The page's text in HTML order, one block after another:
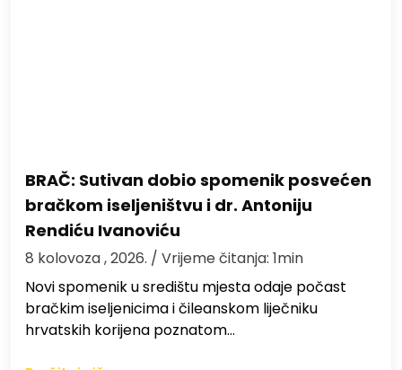
BRAČ: Sutivan dobio spomenik posvećen
bračkom iseljeništvu i dr. Antoniju
Rendiću Ivanoviću
8 kolovoza , 2026. / Vrijeme čitanja: 1min
Novi spomenik u središtu mjesta odaje počast
bračkim iseljenicima i čileanskom liječniku
hrvatskih korijena poznatom…